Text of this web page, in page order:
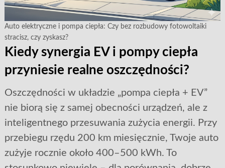
Auto elektryczne i pompa ciepła: Czy bez rozbudowy fotowoltaiki
stracisz, czy zyskasz?
Kiedy synergia EV i pompy ciepła
przyniesie realne oszczędności?
Oszczędności w układzie „pompa ciepła + EV”
nie biorą się z samej obecności urządzeń, ale z
inteligentnego przesuwania zużycia energii. Przy
przebiegu rzędu 200 km miesięcznie, Twoje auto
zużyje rocznie około 400–500 kWh. To